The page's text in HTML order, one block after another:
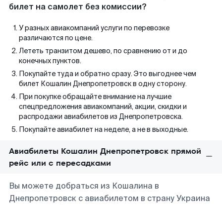
билет на самолет без комиссии?
У разных авиакомпаний услуги по перевозке
различаются по цене.
Лететь транзитом дешево, по сравнению от и до
конечных пунктов.
Покупайте туда и обратно сразу. Это выгоднее чем
билет Кошалин Днепропетровск в одну сторону.
При покупке обращайте внимание на лучшие
спецпредложения авиакомпаний, акции, скидки и
распродажи авиабилетов из Днепропетровска.
Покупайте авиабилет на неделе, а не в выходные.
Авиабилеты Кошалин Днепропетровск прямой
рейс или с пересадками
Вы можете добраться из Кошалина в
Днепропетровск с авиабилетом в страну Украина